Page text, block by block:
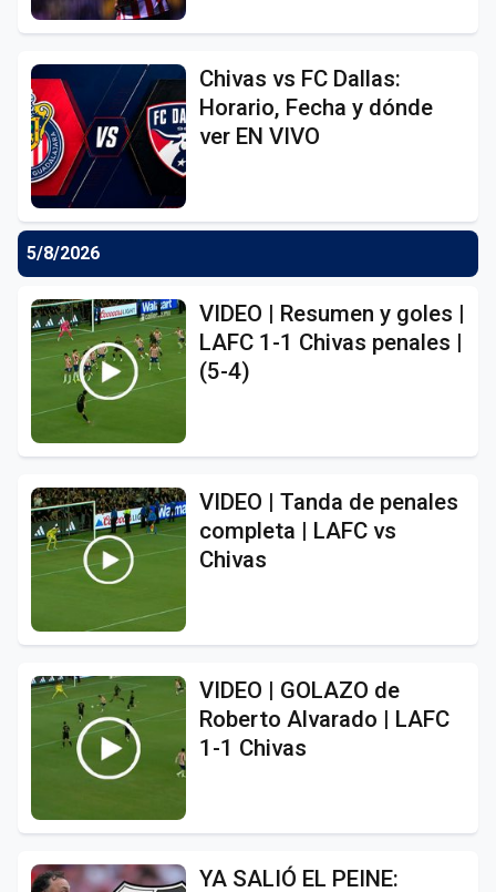
Chivas vs FC Dallas:
Horario, Fecha y dónde
ver EN VIVO
5/8/2026
VIDEO | Resumen y goles |
LAFC 1-1 Chivas penales |
(5-4)
VIDEO | Tanda de penales
completa | LAFC vs
Chivas
VIDEO | GOLAZO de
Roberto Alvarado | LAFC
1-1 Chivas
YA SALIÓ EL PEINE: